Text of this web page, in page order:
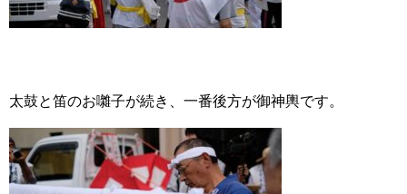
太鼓と笛のお囃子が続き、一番後方が御神輿です。